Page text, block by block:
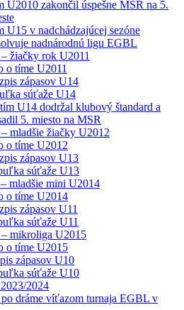
U2010 zakončil úspešne MSR na 5.
U15 v nadchádzajúcej sezóne
nadnárodnú ligu EGBL
žiačky rok U2011
o tíme U2011
zápasov U14
súťaže U14
U14 dodržal klubový štandard a
5. miesto na MSR
mladšie žiačky U2012
o tíme U2012
zápasov U13
súťaže U13
mladšie mini U2014
o tíme U2014
zápasov U11
súťaže U11
mikroliga U2015
o tíme U2015
zápasov U10
súťaže U10
2024
dráme víťazom turnaja EGBL v